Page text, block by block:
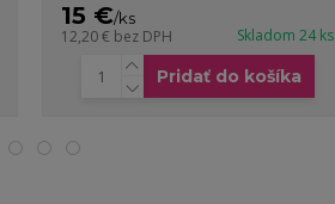
15 €/ks
12,20 € bez DPH Skladom 24 ks
Pridať do košíka